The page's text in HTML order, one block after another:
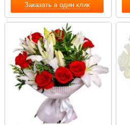
Заказать в один клик